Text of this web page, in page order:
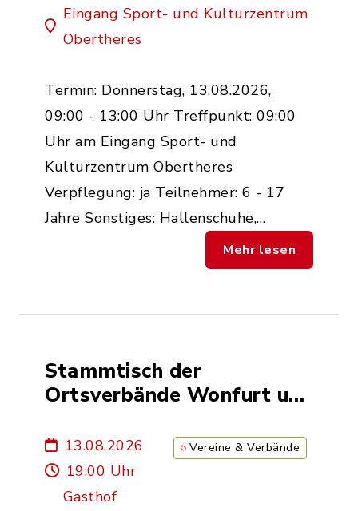
Eingang Sport- und Kulturzentrum
Obertheres
Termin: Donnerstag, 13.08.2026,
09:00 - 13:00 Uhr Treffpunkt: 09:00
Uhr am Eingang Sport- und
Kulturzentrum Obertheres
Verpflegung: ja Teilnehmer: 6 - 17
Jahre Sonstiges: Hallenschuhe,…
Mehr lesen
Stammtisch der
Ortsverbände Wonfurt und
Grünen
13.08.2026
19:00 Uhr
Gasthof
Vereine & Verbände